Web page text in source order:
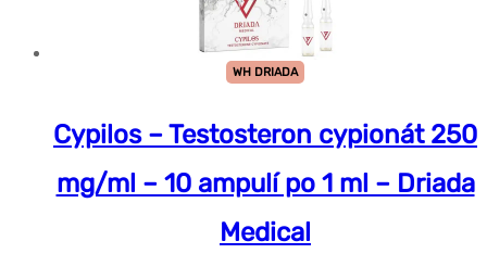
WH DRIADA
Cypilos – Testosteron cypionát 250
mg/ml – 10 ampulí po 1 ml – Driada
Medical